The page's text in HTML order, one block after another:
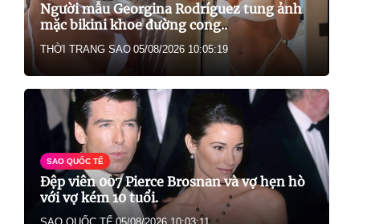
Người mẫu Georgina Rodríguez tung ảnh
mặc bikini khoe đường cong..
THỜI TRANG SAO 05/08/2026 10:05:19
SAO QUỐC TẾ
Đệp viên 007 Pierce Brosnan và vợ hẹn hò
với vợ kém 10 tuổi.